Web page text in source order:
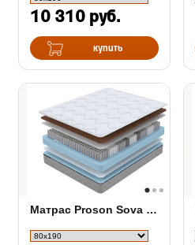
10 310 руб.
купить
Матрас Proson Sova S/F